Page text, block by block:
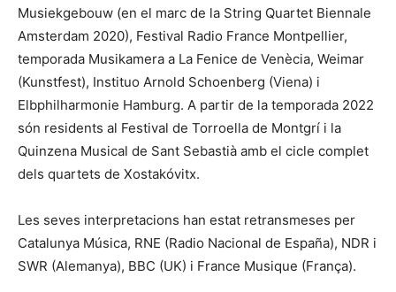
Musiekgebouw (en el marc de la String Quartet Biennale
Amsterdam 2020), Festival Radio France Montpellier,
temporada Musikamera a La Fenice de Venècia, Weimar
(Kunstfest), Instituo Arnold Schoenberg (Viena) i
Elbphilharmonie Hamburg. A partir de la temporada 2022
són residents al Festival de Torroella de Montgrí i la
Quinzena Musical de Sant Sebastià amb el cicle complet
dels quartets de Xostakóvitx.
Les seves interpretacions han estat retransmeses per
Catalunya Música, RNE (Radio Nacional de España), NDR i
SWR (Alemanya), BBC (UK) i France Musique (França).